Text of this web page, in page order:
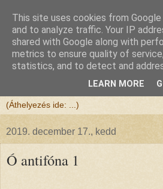
Félix atya
Szeretettel köszöntöm a honlapomra
2019. december 17., kedd
Ó antifóna 1
This site uses cookies from
and to analyze traffic. Your IP
shared with Google along with
metrics to ensure quality of
statistics, and to detect and
LEARN MORE